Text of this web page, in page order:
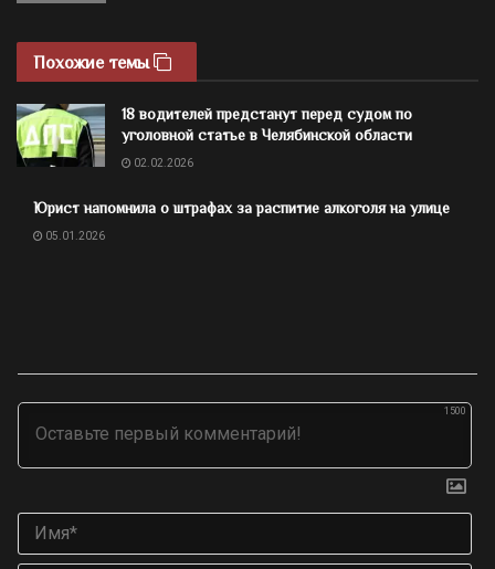
Похожие темы
18 водителей предстанут перед судом по
уголовной статье в Челябинской области
02.02.2026
Юрист напомнила о штрафах за распитие алкоголя на улице
05.01.2026
1500